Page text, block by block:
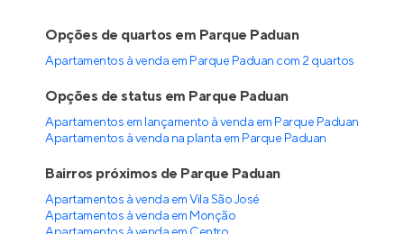
Opções de quartos em Parque Paduan
Apartamentos à venda em Parque Paduan com 2 quartos
Opções de status em Parque Paduan
Apartamentos em lançamento à venda em Parque Paduan
Apartamentos à venda na planta em Parque Paduan
Bairros próximos de Parque Paduan
Apartamentos à venda em Vila São José
Apartamentos à venda em Monção